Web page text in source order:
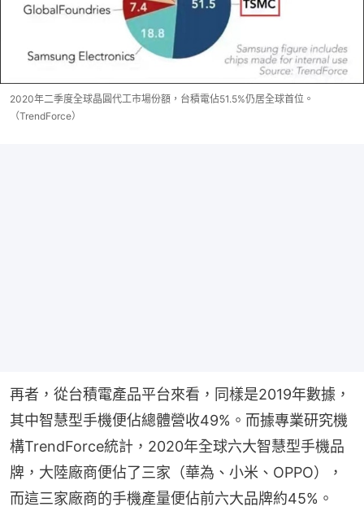
2020年二季度全球晶圓代工市場份額，台積電佔51.5%仍居全球首位。
（TrendForce）
再者，從台積電產品平台來看，同樣是2019年數據，
其中智慧型手機便佔總體營收49%。而據專業研究機
構TrendForce統計，2020年全球六大智慧型手機品
牌，大陸廠商便佔了三家（華為、小米、OPPO），
而這三家廠商的手機產量便佔前六大品牌約45%。